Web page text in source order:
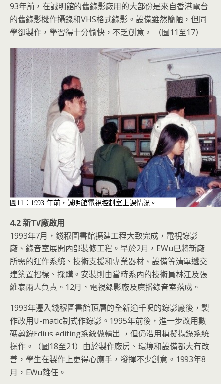
93年前，在誠明館的舊錄影廠用的大部份是來自香港電台
的舊錄影機作攝錄和VHS格式錄影。設備雖然簡陋，但同
學卻製作，學習得十分愉快，不乏創意。 （圖11至17）
圖11：1993 年前，誠明館電視控制室上課情況。
4.2 新TV廠啟用
1993年7月，錢穆圖書館擴建工程大致完成，電視錄影
廠、錄音室展開內部裝修工程。早於2月，EWu已將新廠
所需的運作系統、技術支援和專業器材、設備等清單遞交
建築置招標、採購。安裝則由當時系內的技術員林江及張
維泰兩人負責。12月，電視錄影廠及廣播錄音室落成。
1993年遷入錢穆圖書館頂層的全新逾千呎的錄影廠後，製
作改用U-matic制式作錄影。1995年前後，進一步改用數
碼剪錄Edius editing系統做輸岀 ，但仍沿用模擬攝錄系統
操作。（圖18至21）由於製作廠房、環境和設備都大有改
善，學生在製作上更得心應手，發揮不少創意。1993年8
月，EWu離任。